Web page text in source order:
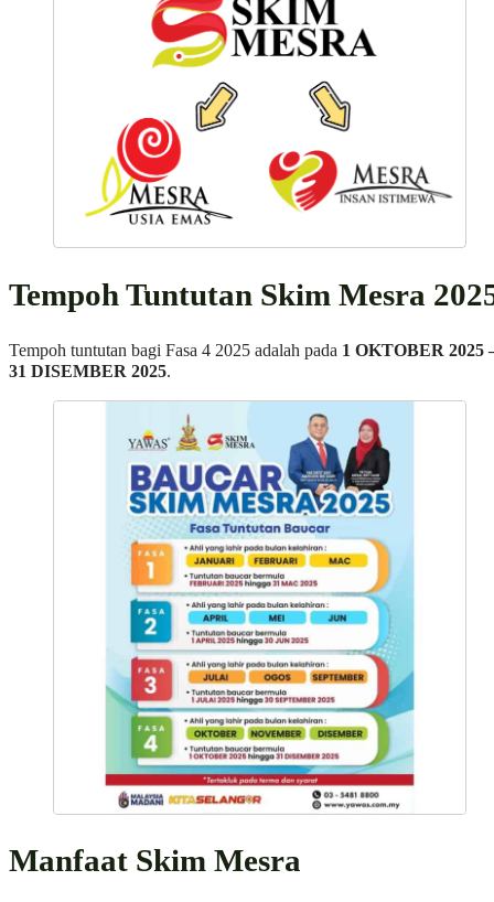
Tempoh Tuntutan Skim Mesra
Tempoh tuntutan bagi Fasa 4 2025 adalah pada 1 OKTOBER 2025
31 DISEMBER 2025.
Manfaat Skim Mesra